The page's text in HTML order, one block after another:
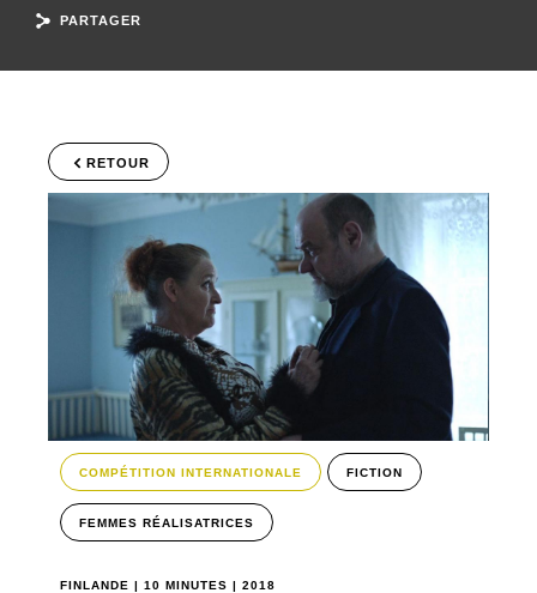
PARTAGER
RETOUR
COMPÉTITION INTERNATIONALE FICTION
FEMMES RÉALISATRICES
FINLANDE | 10 MINUTES | 2018